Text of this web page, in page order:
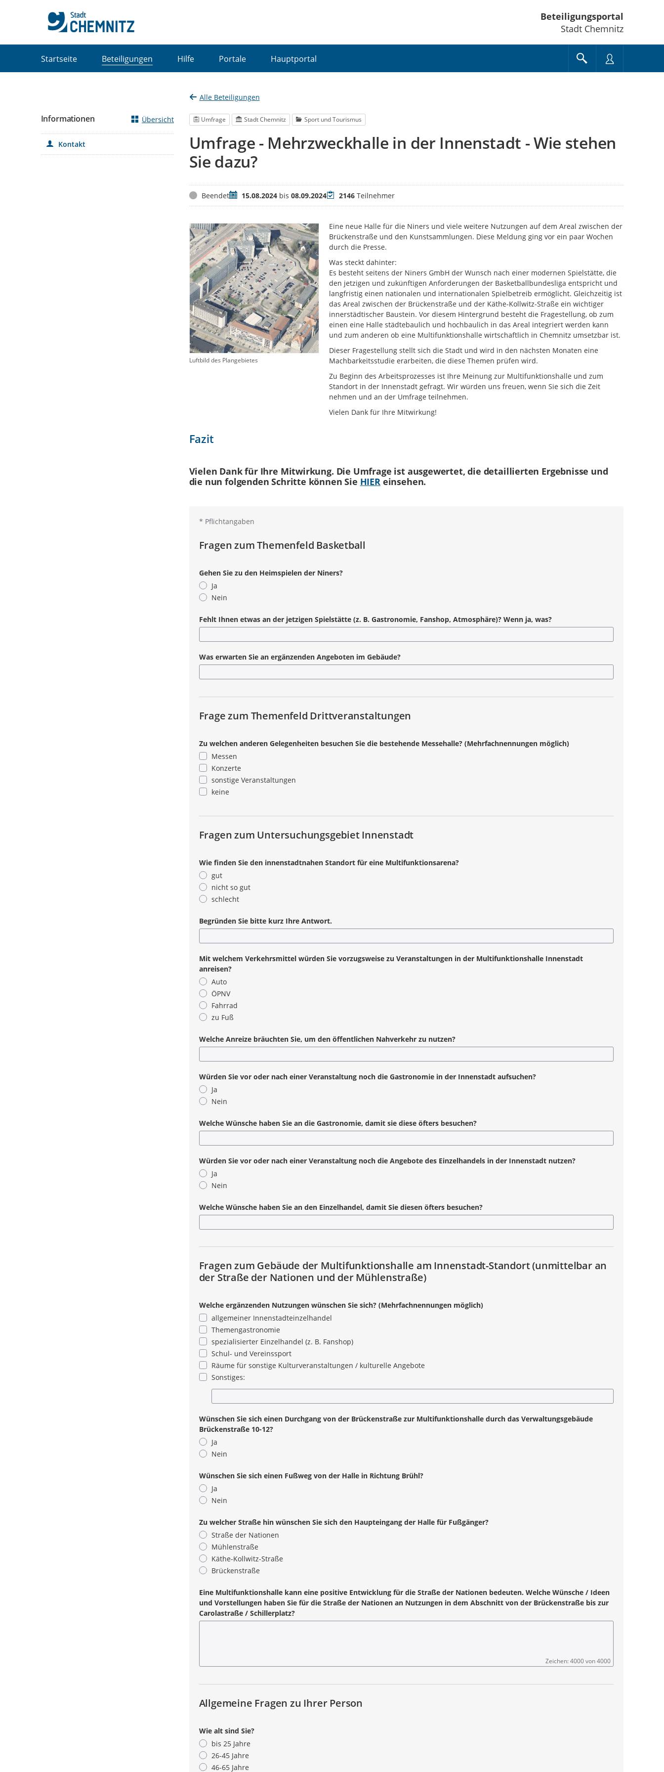
Beteiligungsportal
Stadt Chemnitz
Startseite Beteiligungen Hilfe Portale Hauptportal
Alle Beteiligungen
Umfrage Stadt Chemnitz Sport und Tourismus
Umfrage - Mehrzweckhalle in der Innenstadt - Wie stehen
Sie dazu?
StatusBeendetZeitraum
15.08.2024bis 08.09.2024Teilnehmer
2146Teilnehmer
Luftbild des Plangebietes
Eine neue Halle für die Niners und viele weitere Nutzungen auf dem Areal zwischen der
Brückenstraße und den Kunstsammlungen. Diese Meldung ging vor ein paar Wochen
durch die Presse.
Was steckt dahinter:
Es besteht seitens der Niners GmbH der Wunsch nach einer modernen Spielstätte, die
den jetzigen und zukünftigen Anforderungen der Basketballbundesliga entspricht und
langfristig einen nationalen und internationalen Spielbetreib ermöglicht. Gleichzeitig ist
das Areal zwischen der Brückenstraße und der Käthe-Kollwitz-Straße ein wichtiger
innerstädtischer Baustein. Vor diesem Hintergrund besteht die Fragestellung, ob zum
einen eine Halle städtebaulich und hochbaulich in das Areal integriert werden kann
und zum anderen ob eine Multifunktionshalle wirtschaftlich in Chemnitz umsetzbar ist.
Dieser Fragestellung stellt sich die Stadt und wird in den nächsten Monaten eine
Machbarkeitsstudie erarbeiten, die diese Themen prüfen wird.
Zu Beginn des Arbeitsprozesses ist Ihre Meinung zur Multifunktionshalle und zum
Standort in der Innenstadt gefragt. Wir würden uns freuen, wenn Sie sich die Zeit
nehmen und an der Umfrage teilnehmen.
Vielen Dank für Ihre Mitwirkung!
Fazit
Vielen Dank für Ihre Mitwirkung. Die Umfrage ist ausgewertet, die detaillierten Ergebnisse und
die nun folgenden Schritte können Sie HIEReinsehen.
* Pflichtangaben
Fragen zum Themenfeld Basketball
Gehen Sie zu den Heimspielen der Niners?
Ja
Nein
Fehlt Ihnen etwas an der jetzigen Spielstätte (z. B. Gastronomie, Fanshop, Atmosphäre)? Wenn ja, was?
Was erwarten Sie an ergänzenden Angeboten im Gebäude?
Frage zum Themenfeld Drittveranstaltungen
Zu welchen anderen Gelegenheiten besuchen Sie die bestehende Messehalle? (Mehrfachnennungen möglich)
Messen
Konzerte
sonstige Veranstaltungen
keine
Fragen zum Untersuchungsgebiet Innenstadt
Wie finden Sie den innenstadtnahen Standort für eine Multifunktionsarena?
gut
nicht so gut
schlecht
Begründen Sie bitte kurz Ihre Antwort.
Mit welchem Verkehrsmittel würden Sie vorzugsweise zu Veranstaltungen in der Multifunktionshalle Innenstadt
anreisen?
Auto
ÖPNV
Fahrrad
zu Fuß
Welche Anreize bräuchten Sie, um den öffentlichen Nahverkehr zu nutzen?
Würden Sie vor oder nach einer Veranstaltung noch die Gastronomie in der Innenstadt aufsuchen?
Ja
Nein
Welche Wünsche haben Sie an die Gastronomie, damit sie diese öfters besuchen?
Würden Sie vor oder nach einer Veranstaltung noch die Angebote des Einzelhandels in der Innenstadt nutzen?
Ja
Nein
Welche Wünsche haben Sie an den Einzelhandel, damit Sie diesen öfters besuchen?
Fragen zum Gebäude der Multifunktionshalle am Innenstadt-Standort (unmittelbar an
der Straße der Nationen und der Mühlenstraße)
Welche ergänzenden Nutzungen wünschen Sie sich? (Mehrfachnennungen möglich)
allgemeiner Innenstadteinzelhandel
Themengastronomie
spezialisierter Einzelhandel (z. B. Fanshop)
Schul- und Vereinssport
Räume für sonstige Kulturveranstaltungen / kulturelle Angebote
Sonstiges:
Wünschen Sie sich einen Durchgang von der Brückenstraße zur Multifunktionshalle durch das Verwaltungsgebäude
Brückenstraße 10-12?
Ja
Nein
Wünschen Sie sich einen Fußweg von der Halle in Richtung Brühl?
Ja
Nein
Zu welcher Straße hin wünschen Sie sich den Haupteingang der Halle für Fußgänger?
Straße der Nationen
Mühlenstraße
Käthe-Kollwitz-Straße
Brückenstraße
Eine Multifunktionshalle kann eine positive Entwicklung für die Straße der Nationen bedeuten. Welche Wünsche / Ideen
und Vorstellungen haben Sie für die Straße der Nationen an Nutzungen in dem Abschnitt von der Brückenstraße bis zur
Carolastraße / Schillerplatz?
Zeichen: 4000 von 4000
Allgemeine Fragen zu Ihrer Person
Wie alt sind Sie?
bis 25 Jahre
26-45 Jahre
46-65 Jahre
Informationen Übersicht
Kontakt